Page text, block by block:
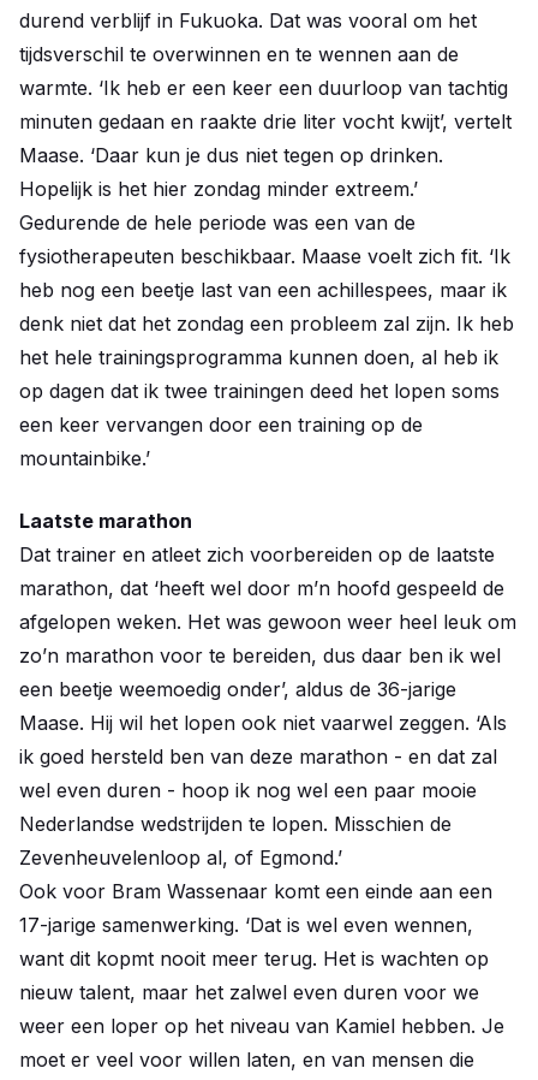
durend verblijf in Fukuoka. Dat was vooral om het
tijdsverschil te overwinnen en te wennen aan de
warmte. ‘Ik heb er een keer een duurloop van tachtig
minuten gedaan en raakte drie liter vocht kwijt’, vertelt
Maase. ‘Daar kun je dus niet tegen op drinken.
Hopelijk is het hier zondag minder extreem.’
Gedurende de hele periode was een van de
fysiotherapeuten beschikbaar. Maase voelt zich fit. ‘Ik
heb nog een beetje last van een achillespees, maar ik
denk niet dat het zondag een probleem zal zijn. Ik heb
het hele trainingsprogramma kunnen doen, al heb ik
op dagen dat ik twee trainingen deed het lopen soms
een keer vervangen door een training op de
mountainbike.’
Laatste marathon
Dat trainer en atleet zich voorbereiden op de laatste
marathon, dat ‘heeft wel door m’n hoofd gespeeld de
afgelopen weken. Het was gewoon weer heel leuk om
zo’n marathon voor te bereiden, dus daar ben ik wel
een beetje weemoedig onder’, aldus de 36-jarige
Maase. Hij wil het lopen ook niet vaarwel zeggen. ‘Als
ik goed hersteld ben van deze marathon - en dat zal
wel even duren - hoop ik nog wel een paar mooie
Nederlandse wedstrijden te lopen. Misschien de
Zevenheuvelenloop al, of Egmond.’
Ook voor Bram Wassenaar komt een einde aan een
17-jarige samenwerking. ‘Dat is wel even wennen,
want dit kopmt nooit meer terug. Het is wachten op
nieuw talent, maar het zalwel even duren voor we
weer een loper op het niveau van Kamiel hebben. Je
moet er veel voor willen laten, en van mensen die